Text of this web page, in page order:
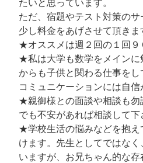
たいと思っています。
ただ、宿題やテスト対策の
少し料金をあげさせて頂きま
★オススメは週２回の１回９
★私は大学も数学をメインに
からも子供と関わる仕事を
コミュニケーションには自信
★親御様との面談や相談も勿
でも不安があれば相談して下
★学校生活の悩みなどを抱え
けます。先生としてではな
いますが、お兄ちゃん的な